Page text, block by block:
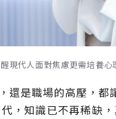
現代人面對焦慮更需培養心
還是職場的高壓，
，知識已不再稀缺